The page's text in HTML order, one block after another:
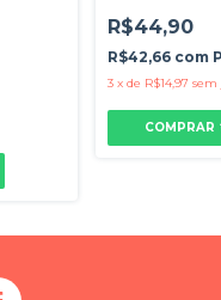
R$44,90
R$42,66 com
3 x de R$14,97 sem
COMPRAR